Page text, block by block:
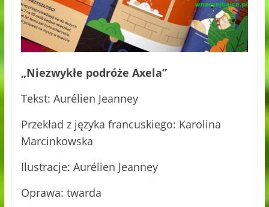
„Niezwykłe podróże Axela”
Tekst: Aurélien Jeanney
Przekład z języka francuskiego: Karolina
Marcinkowska
Ilustracje: Aurélien Jeanney
Oprawa: twarda